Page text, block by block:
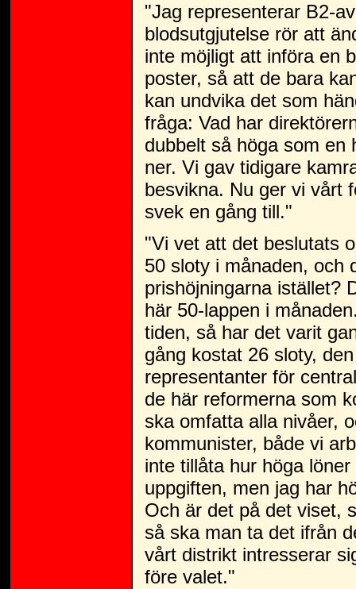
"Jag representerar B2-
blodsutgjutelse rör att
inte möjligt att införa en
poster, så att de bara
kan undvika det som
fråga: Vad har
dubbelt så höga som en
ner. Vi gav tidigare
besvikna. Nu ger vi vårt
svek en gång till."
"Vi vet att det beslutats
50 sloty i månaden, och
prishöjningarna istället?
här 50-lappen i
tiden, så har det varit
gång kostat 26 sloty,
representanter för
de här reformerna som
ska omfatta alla nivåer,
kommunister, både vi
inte tillåta hur höga
uppgiften, men jag har
Och är det på det viset,
så ska man ta det ifrån
vårt distrikt intresserar
före valet."